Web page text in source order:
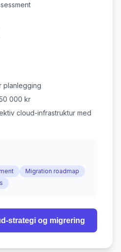
planlegging
000 kr
cloud-infrastruktur med
Migration roadmap
strategi og migrering